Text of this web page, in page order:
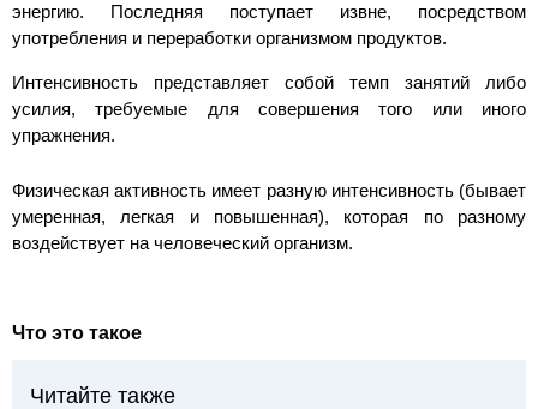
энергию. Последняя поступает извне, посредством
употребления и переработки организмом продуктов.
Интенсивность представляет собой темп занятий либо
усилия, требуемые для совершения того или иного
упражнения.
Физическая активность имеет разную интенсивность (бывает
умеренная, легкая и повышенная), которая по разному
воздействует на человеческий организм.
Что это такое
Читайте также